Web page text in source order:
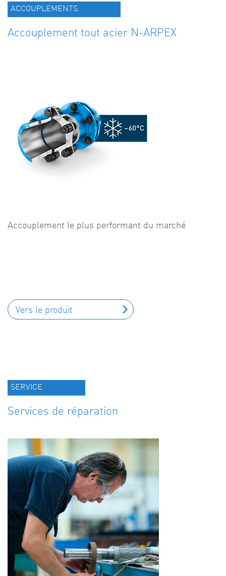
ACCOUPLEMENTS
Accouplement tout acier N-ARPEX
Accouplement le plus performant du marché
Vers le produit
SERVICE
Services de réparation